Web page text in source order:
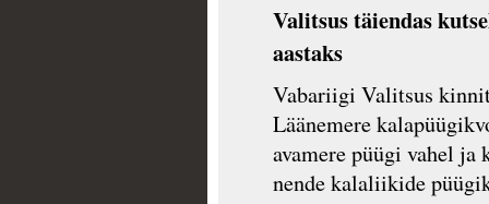
Valitsus täiendas
aastaks
Vabariigi Valitsus
Läänemere
avamere püügi vahel ja
nende kalaliikide